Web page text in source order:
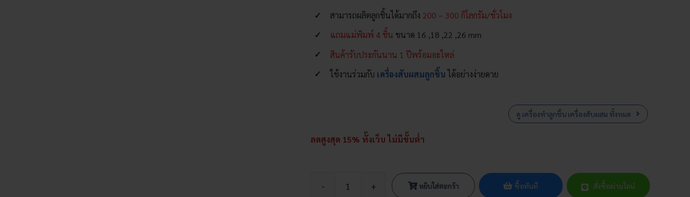
สามารถผลิตลูกชิ้นได้มากถึง 200 – 300 กิโลกรัม/ชั่วโมง
แถมแม่พิมพ์ 4 ชิ้น ขนาด 16 ,18 ,22 ,26 mm
สินค้ารับประกันนาน 1 ปีพร้อมอะไหล่
ใช้งานร่วมกับ เครื่องสับผสมลูกชิ้น ได้อย่างง่ายดาย
ดู เครื่องทำลูกชิ้น เครื่องสับผสม ทั้งหมด
ลดสูงสุด 15% ทั้งเว็บ ไม่มีขั้นต่ำ
จำนวน
หยิบใส่ตะกร้า ซื้อทันที สั่งซื้อผ่านไลน์